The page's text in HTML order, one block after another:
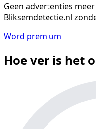
Geen advertenties meer
Bliksemdetectie.nl
Word premium
Hoe ver is het